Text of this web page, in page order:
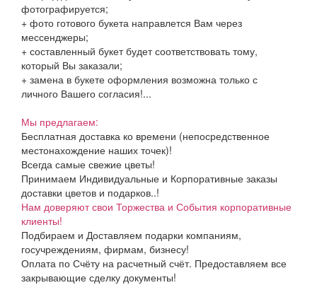
фотографируется;
+ фото готового букета направлется Вам через
мессенджеры;
+ составленный букет будет соответствовать тому,
который Вы заказали;
+ замена в букете оформления возможна только с
личного Вашего согласия!...
Мы предлагаем:
Бесплатная доставка ко времени (непосредственное
местонахождение наших точек)!
Всегда самые свежие цветы!
Принимаем Индивидуальные и Корпоративные заказы
доставки цветов и подарков..!
Нам доверяют свои Торжества и События корпоративные
клиенты!
Подбираем и Доставляем подарки компаниям,
госучреждениям, фирмам, бизнесу!
Оплата по Счёту на расчетный счёт. Предоставляем все
закрывающие сделку документы!